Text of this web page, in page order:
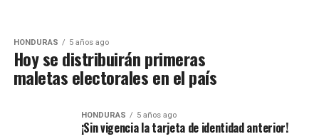
HONDURAS 5 años ago
Hoy se distribuirán primeras
maletas electorales en el país
HONDURAS 5 años ago
¡Sin vigencia la tarjeta de identidad anterior!